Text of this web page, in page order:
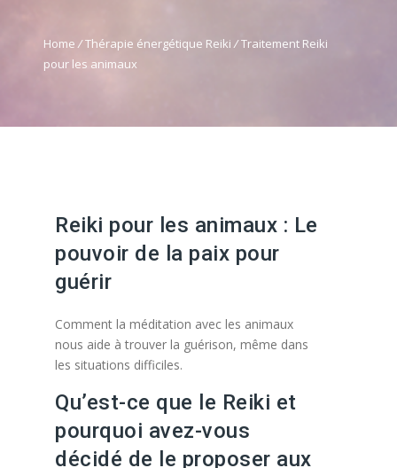
Home /Thérapie énergétique Reiki /Traitement Reiki
pour les animaux
Reiki pour les animaux : Le
pouvoir de la paix pour
guérir
Comment la méditation avec les animaux
nous aide à trouver la guérison, même dans
les situations difficiles.
Qu’est-ce que le Reiki et
pourquoi avez-vous
décidé de le proposer aux